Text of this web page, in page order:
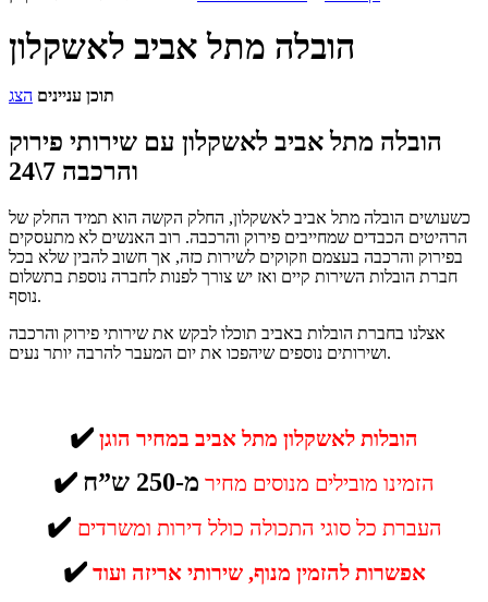
הובלה מתל אביב לאשקלון
תוכן עניינים הצג
הובלה מתל אביב לאשקלון עם שירותי פירוק
והרכבה 7\24
כשעושים הובלה מתל אביב לאשקלון, החלק הקשה הוא תמיד החלק של
הרהיטים הכבדים שמחייבים פירוק והרכבה. רוב האנשים לא מתעסקים
בפירוק והרכבה בעצמם וזקוקים לשירות כזה, אך חשוב להבין שלא בכל
חברת הובלות השירות קיים ואז יש צורך לפנות לחברה נוספת בתשלום
נוסף.
אצלנו בחברת הובלות באביב תוכלו לבקש את שירותי פירוק והרכבה
ושירותים נוספים שיהפכו את יום המעבר להרבה יותר נעים.
✔️ הובלות לאשקלון מתל אביב במחיר הוגן
✔️ הזמינו מובילים מנוסים מחיר מ-250 ש”ח
✔️ העברת כל סוגי התכולה כולל דירות ומשרדים
✔️ אפשרות להזמין מנוף, שירותי אריזה ועוד